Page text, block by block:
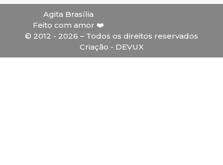
Agita Brasília
Feito com amor ❤️
© 2012 - 2026 – Todos os direitos reservados
Criação - DEVUX